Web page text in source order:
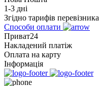
1-3 дні
Згідно тарифів перевізника
Способи оплати
Приват24
Накладений платіж
Оплата на карту
Інформація